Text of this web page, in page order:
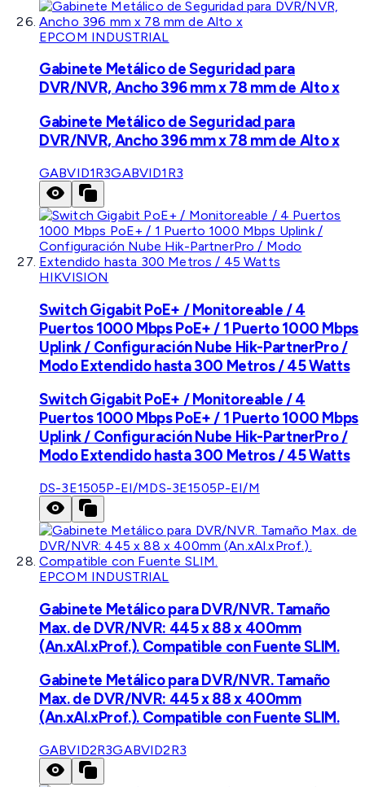
EPCOM INDUSTRIAL
Gabinete Metálico de Seguridad para
DVR/NVR, Ancho 396 mm x 78 mm de Alto x
Gabinete Metálico de Seguridad para
DVR/NVR, Ancho 396 mm x 78 mm de Alto x
GABVID1R3GABVID1R3
HIKVISION
Switch Gigabit PoE+ / Monitoreable / 4
Puertos 1000 Mbps PoE+ / 1 Puerto 1000 Mbps
Uplink / Configuración Nube Hik-PartnerPro /
Modo Extendido hasta 300 Metros / 45 Watts
Switch Gigabit PoE+ / Monitoreable / 4
Puertos 1000 Mbps PoE+ / 1 Puerto 1000 Mbps
Uplink / Configuración Nube Hik-PartnerPro /
Modo Extendido hasta 300 Metros / 45 Watts
DS-3E1505P-EI/MDS-3E1505P-EI/M
EPCOM INDUSTRIAL
Gabinete Metálico para DVR/NVR. Tamaño
Max. de DVR/NVR: 445 x 88 x 400mm
(An.xAl.xProf.). Compatible con Fuente SLIM.
Gabinete Metálico para DVR/NVR. Tamaño
Max. de DVR/NVR: 445 x 88 x 400mm
(An.xAl.xProf.). Compatible con Fuente SLIM.
GABVID2R3GABVID2R3